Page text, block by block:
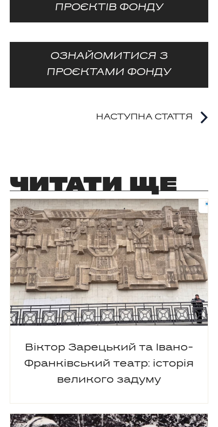
ПРОЄКТІВ ФОНДУ
ОЗНАЙОМИТИСЯ З
ПРОЄКТАМИ ФОНДУ
НАСТУПНА СТАТТЯ
ЧИТАТИ ЩЕ
Віктор Зарецький та Івано-
Франківський театр: історія
великого задуму